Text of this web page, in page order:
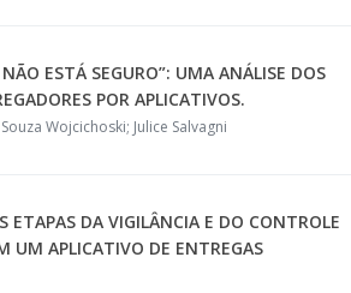
ESTÁ SEGURO”: UMA ANÁLISE DOS
POR APLICATIVOS.
Wojcichoski; Julice Salvagni
ETAPAS DA VIGILÂNCIA E DO CONTROLE
UM APLICATIVO DE ENTREGAS